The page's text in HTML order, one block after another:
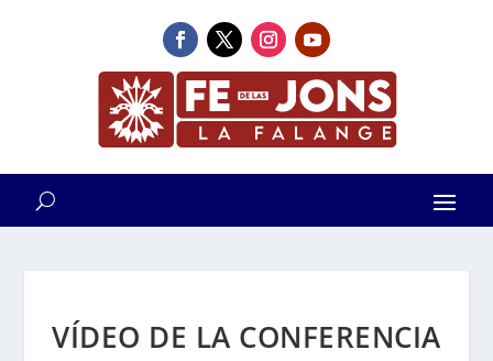
VÍDEO DE LA CONFERENCIA